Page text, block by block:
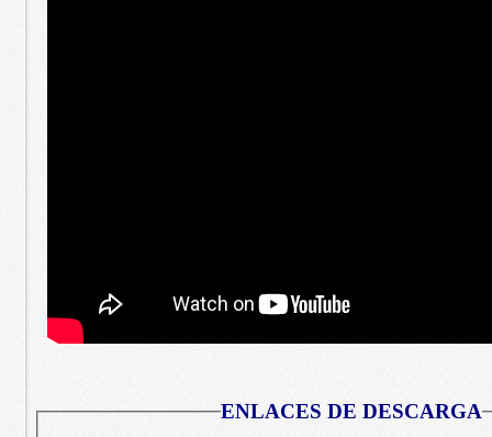
ENLACES DE DESCARGA